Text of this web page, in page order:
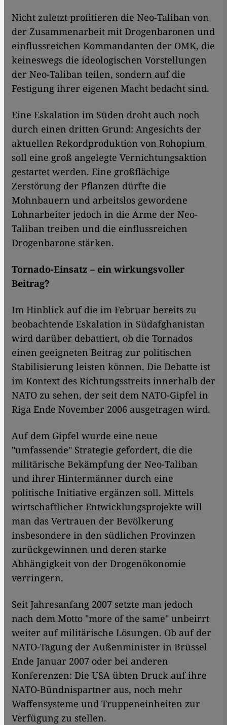
​​Nicht zuletzt profitieren die Neo-Taliban von
der Zusammenarbeit mit Drogenbaronen und
einflussreichen Kommandanten der OMK, die
keineswegs die ideologischen Vorstellungen
der Neo-Taliban teilen, sondern auf die
Festigung ihrer eigenen Macht bedacht sind.
Eine Eskalation im Süden droht auch noch
durch einen dritten Grund: Angesichts der
aktuellen Rekordproduktion von Rohopium
soll eine groß angelegte Vernichtungsaktion
gestartet werden. Eine großflächige
Zerstörung der Pflanzen dürfte die
Mohnbauern und arbeitslos gewordene
Lohnarbeiter jedoch in die Arme der Neo-
Taliban treiben und die einflussreichen
Drogenbarone stärken.
Tornado-Einsatz – ein wirkungsvoller
Beitrag?
Im Hinblick auf die im Februar bereits zu
beobachtende Eskalation in Südafghanistan
wird darüber debattiert, ob die Tornados
einen geeigneten Beitrag zur politischen
Stabilisierung leisten können. Die Debatte ist
im Kontext des Richtungsstreits innerhalb der
NATO zu sehen, der seit dem NATO-Gipfel in
Riga Ende November 2006 ausgetragen wird.
Auf dem Gipfel wurde eine neue
"umfassende" Strategie gefordert, die die
militärische Bekämpfung der Neo-Taliban
und ihrer Hintermänner durch eine
politische Initiative ergänzen soll. Mittels
wirtschaftlicher Entwicklungsprojekte will
man das Vertrauen der Bevölkerung
insbesondere in den südlichen Provinzen
zurückgewinnen und deren starke
Abhängigkeit von der Drogenökonomie
verringern.
Seit Jahresanfang 2007 setzte man jedoch
nach dem Motto "more of the same" unbeirrt
weiter auf militärische Lösungen. Ob auf der
NATO-Tagung der Außenminister in Brüssel
Ende Januar 2007 oder bei anderen
Konferenzen: Die USA übten Druck auf ihre
NATO-Bündnispartner aus, noch mehr
Waffensysteme und Truppeneinheiten zur
Verfügung zu stellen.